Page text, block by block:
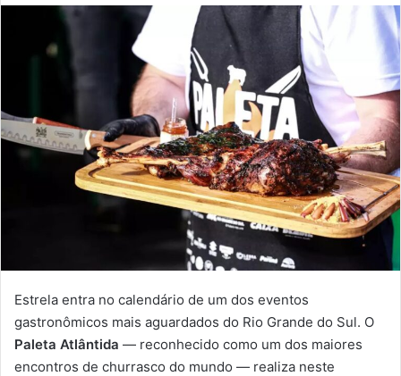
Estrela entra no calendário de um dos eventos
gastronômicos mais aguardados do Rio Grande do Sul. O
Paleta Atlântida — reconhecido como um dos maiores
encontros de churrasco do mundo — realiza neste